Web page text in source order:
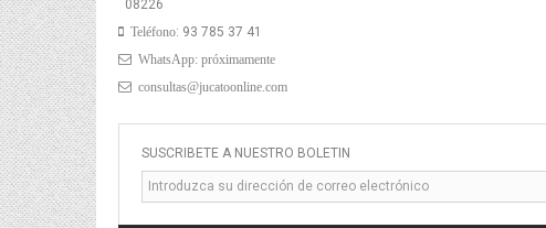
08226
Teléfono: 93 785 37 41
WhatsApp: próximamente
consultas@jucatoonline.com
SUSCRÍBETE A NUESTRO BOLETÍN